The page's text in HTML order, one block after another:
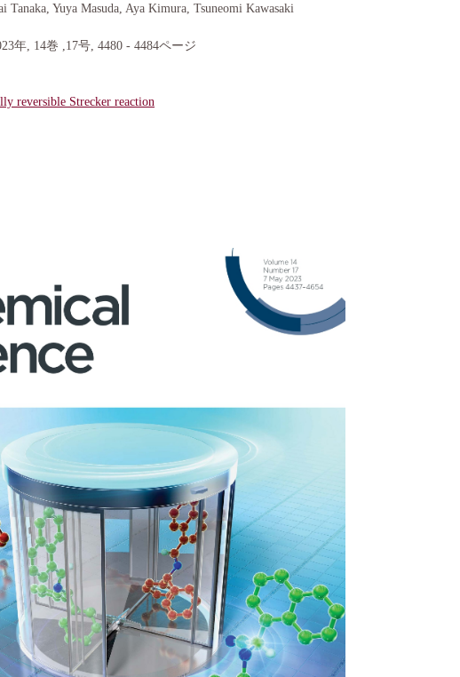
Tanaka, Yuya Masuda, Aya Kimura, Tsuneomi Kawasaki
年, 14巻 ,17号, 4480 - 4484ページ
reversible Strecker reaction